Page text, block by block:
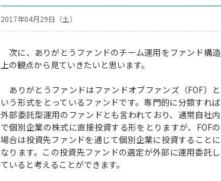
2017年04月29日（土）
次に、ありがとうファンドのチーム運用をファンド構造
上の観点から見ていきたいと思います。
ありがとうファンドはファンドオブファンズ（FOF）と
いう形式をとっているファンドです。専門的に分類すれば
外部委託型運用のファンドとも言われており、通常自社内
で個別企業の株式に直接投資する形をとりますが、FOFの
場合は投資先ファンドを通じて個別企業に投資することに
なります。この投資先ファンドの選定が外部に運用委託し
ていると考えることができます。